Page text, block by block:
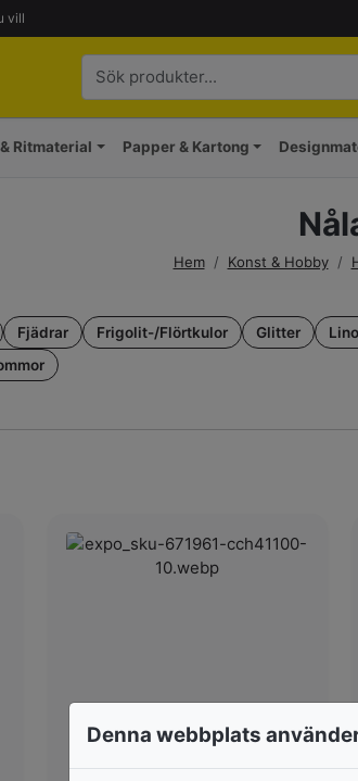
vill
Ritmaterial Papper & Kartong
Hem / Konst & Hobby /
Fjädrar Frigolit-/Flörtkulor Glitter
Säkerhetsnålar
10 Set, 100 St., L: 34 mm, 0,8-
Denna webbplats